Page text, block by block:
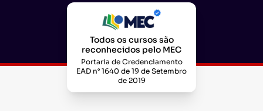
Todos os cursos são
reconhecidos pelo MEC
Portaria de Credenciamento
EAD n° 1640 de 19 de Setembro
de 2019